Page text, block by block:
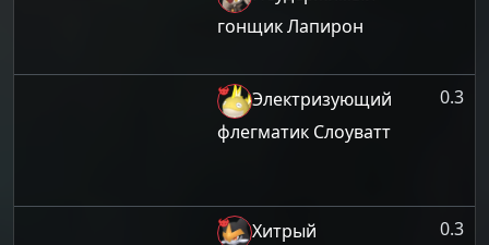
гонщик Лапирон
Электризующий
флегматик Слоуватт
0.3
Хитрый
0.3